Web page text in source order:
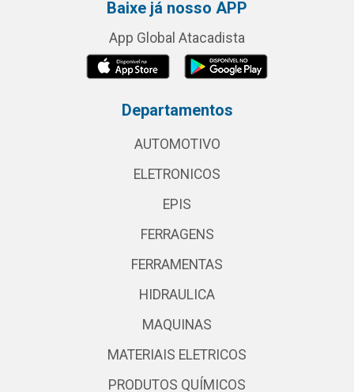
Baixe já nosso APP
App Global Atacadista
Departamentos
AUTOMOTIVO
ELETRONICOS
EPIS
FERRAGENS
FERRAMENTAS
HIDRAULICA
MAQUINAS
MATERIAIS ELETRICOS
PRODUTOS QUÍMICOS